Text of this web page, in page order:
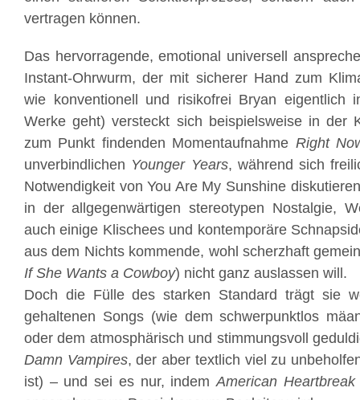
vertragen können.
Das hervorragende, emotional universell
Instant-Ohrwurm, der mit sicherer Hand zum
wie konventionell und risikofrei Bryan eigentlich
Werke geht) versteckt sich beispielsweise in der
zum Punkt findenden Momentaufnahme Right
unverbindlichen Younger Years, während sich
Notwendigkeit von You Are My Sunshine
in der allgegenwärtigen stereotypen Nostalgie,
auch einige Klischees und kontemporäre
aus dem Nichts kommende, wohl scherzhaft
If She Wants a Cowboy) nicht ganz auslassen will.
Doch die Fülle des starken Standard trägt sie
gehaltenen Songs (wie dem schwerpunktlos
oder dem atmosphärisch und stimmungsvoll
Damn Vampires, der aber textlich viel zu
ist) – und sei es nur, indemAmerican Heartbreak